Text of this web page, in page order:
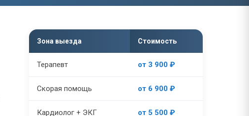
Зона выезда Стоимость
Терапевт от 3 900 ₽
Скорая помощь от 6 900 ₽
Кардиолог + ЭКГ от 5 500 ₽